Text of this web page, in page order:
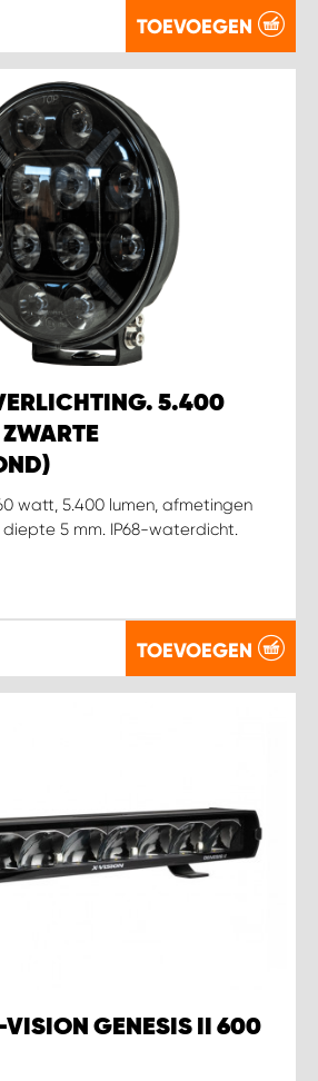
TOEVOEGEN
5.400
ZWARTE
watt, 5.400 lumen, afmetingen
diepte 5 mm. IP68-waterdicht.
TOEVOEGEN
VISION GENESIS II 600